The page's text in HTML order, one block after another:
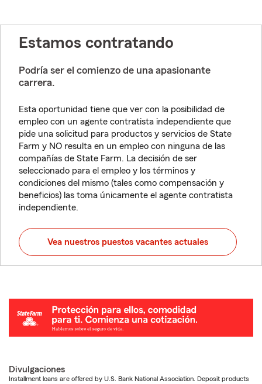
Estamos contratando
Podría ser el comienzo de una apasionante
carrera.
Esta oportunidad tiene que ver con la posibilidad de
empleo con un agente contratista independiente que
pide una solicitud para productos y servicios de State
Farm y NO resulta en un empleo con ninguna de las
compañías de State Farm. La decisión de ser
seleccionado para el empleo y los términos y
condiciones del mismo (tales como compensación y
beneficios) las toma únicamente el agente contratista
independiente.
Vea nuestros puestos vacantes actuales
Divulgaciones
Installment loans are offered by U.S. Bank National Association. Deposit products